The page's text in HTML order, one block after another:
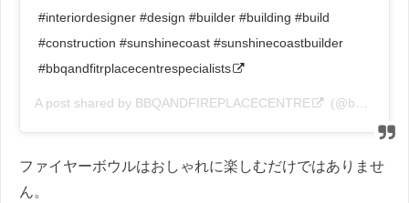
#interiordesigner #design #builder #building #build
#construction #sunshinecoast #sunshinecoastbuilder
#bbqandfitrplacecentrespecialists
A post shared by BBQANDFIREPLACECENTRE (@bbqandfireplacecentre) on
ファイヤーボウルはおしゃれに楽しむだけではありませ
ん。